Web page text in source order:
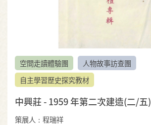
空間走讀體驗團
人物故事訪查團
自主學習歷史探究教材
中興莊 - 1959 年第二次建造(二/五)
策展人：程瑞祥